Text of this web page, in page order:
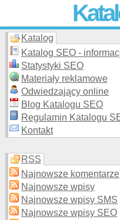
Skuteczna i
Katalog
Katalog SEO -
Statystyki SEO
Materiały reklamowe
Odwiedzający online
Blog Katalogu SEO
Regulamin Katalogu
Kontakt
RSS
Najnowsze komentarze
Najnowsze wpisy
Najnowsze wpisy SMS
Najnowsze wpisy SEO